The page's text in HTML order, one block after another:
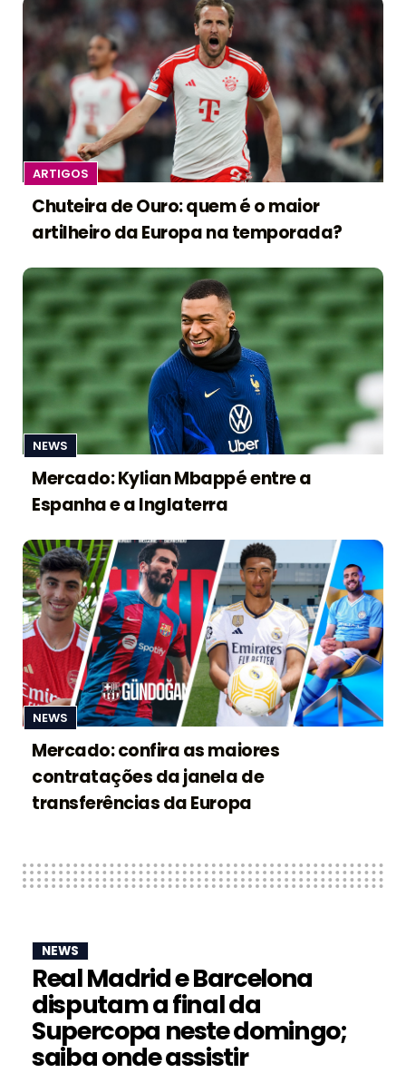
ARTIGOS
Chuteira de Ouro: quem é o maior
artilheiro da Europa na temporada?
NEWS
Mercado: Kylian Mbappé entre a
Espanha e a Inglaterra
NEWS
Mercado: confira as maiores
contratações da janela de
transferências da Europa
NEWS
Real Madrid e Barcelona
disputam a final da
Supercopa neste domingo;
saiba onde assistir